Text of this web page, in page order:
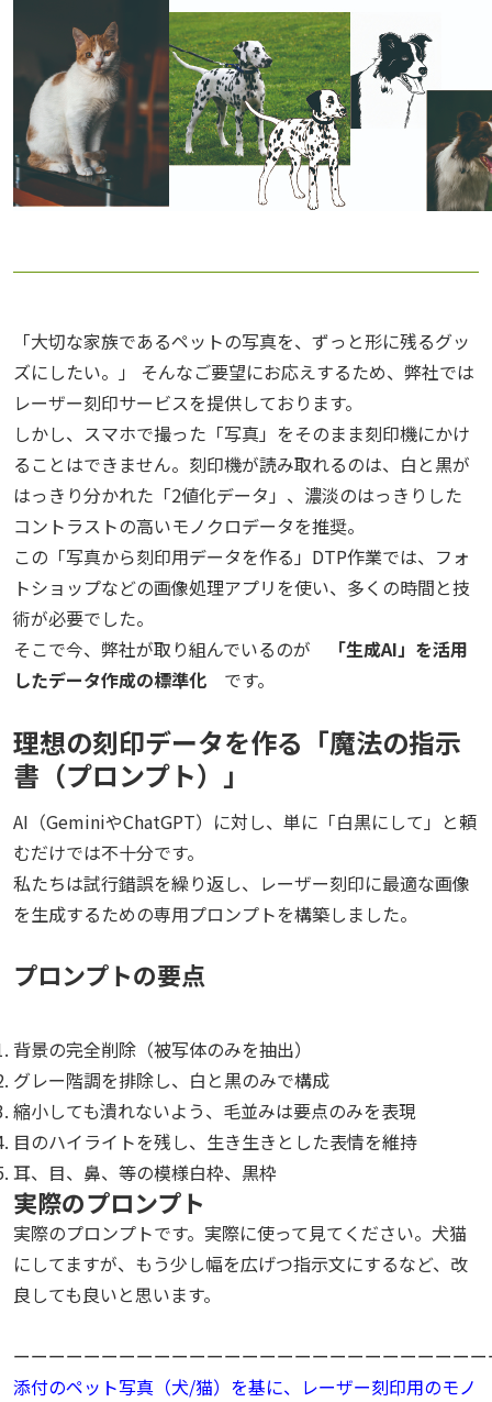
「大切な家族であるペットの写真を、ずっと形に残るグッ
ズにしたい。」 そんなご要望にお応えするため、弊社では
レーザー刻印サービスを提供しております。
しかし、スマホで撮った「写真」をそのまま刻印機にかけ
ることはできません。刻印機が読み取れるのは、白と黒が
はっきり分かれた「2値化データ」、濃淡のはっきりした
コントラストの高いモノクロデータを推奨。
この「写真から刻印用データを作る」DTP作業では、フォ
トショップなどの画像処理アプリを使い、多くの時間と技
術が必要でした。
そこで今、弊社が取り組んでいるのが
「生成AI」を活用
したデータ作成の標準化 です。
理想の刻印データを作る「魔法の指示
書（プロンプト）」
AI（GeminiやChatGPT）に対し、単に「白黒にして」と頼
むだけでは不十分です。
私たちは試行錯誤を繰り返し、レーザー刻印に最適な画像
を生成するための専用プロンプトを構築しました。
プロンプトの要点
背景の完全削除（被写体のみを抽出）
グレー階調を排除し、白と黒のみで構成
縮小しても潰れないよう、毛並みは要点のみを表現
目のハイライトを残し、生き生きとした表情を維持
耳、目、鼻、等の模様白枠、黒枠
実際のプロンプト
実際のプロンプトです。実際に使って見てください。犬猫
にしてますが、もう少し幅を広げつ指示文にするなど、改
良しても良いと思います。
ーーーーーーーーーーーーーーーーーーーーーーーーーー
添付のペット写真（犬/猫）を基に、レーザー刻印用のモノ